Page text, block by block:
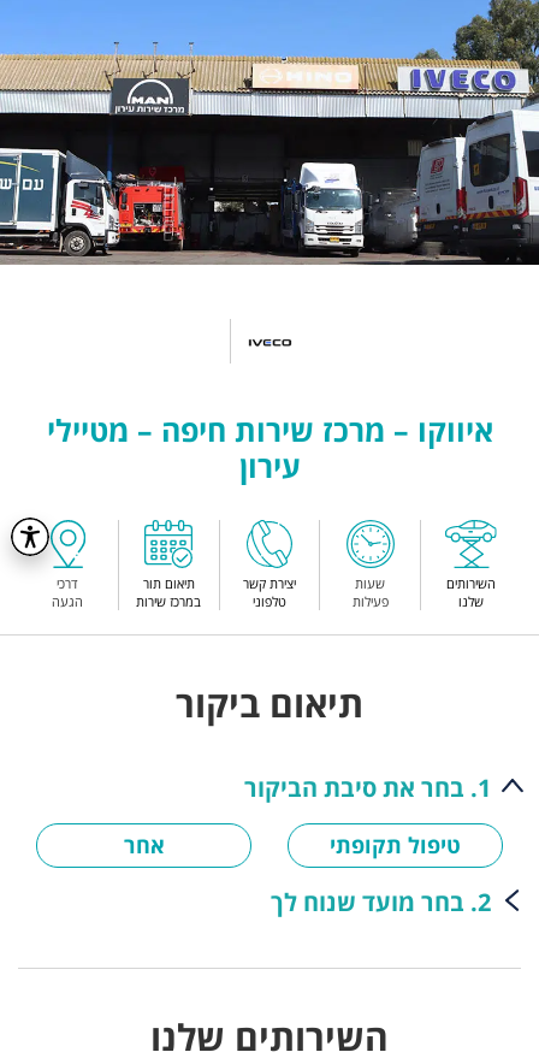
איווקו – מרכז שירות חיפה – מטיילי
עירון
השירותים
שלנו
שעות
פעילות
יצירת קשר
טלפוני
תיאום תור
במרכז שירות
דרכי
הגעה
תיאום ביקור
1. בחר את סיבת הביקור
טיפול תקופתי אחר
2. בחר מועד שנוח לך
השירותים שלנו